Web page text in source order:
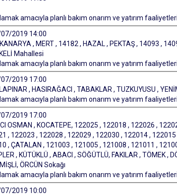
amacıyla planlı bakım onarım ve yatırım
2019 14:00
, MERT , 14182 , HAZAL , PEKTAŞ , 14093 ,
Mahallesi
amacıyla planlı bakım onarım ve yatırım
2019 17:00
, HASIRAĞACI , TABAKLAR , TUZKUYUSU ,
amacıyla planlı bakım onarım ve yatırım
2019 17:00
OSMAN , KOCATEPE, 122025 , 122018 , 122026 ,
, 122023 , 122028 , 122029 , 122030 , 122014 ,
, ÇATALAN , 121003 , 121005 , 121008 , 121011 ,
, KÜTÜKLÜ , ABACI , SÖĞÜTLÜ, FAKILAR , TÖMEK ,
ÖRCÜN Sokağı
amacıyla planlı bakım onarım ve yatırım
2019 10:00